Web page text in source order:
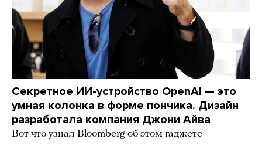
Секретное ИИ-устройство OpenAI — это
умная колонка в форме пончика. Дизайн
разработала компания Джони Айва
Вот что узнал Bloomberg об этом гаджете